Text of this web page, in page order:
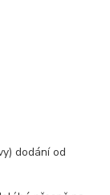
dodání od